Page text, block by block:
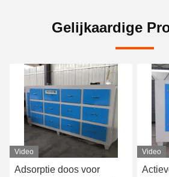
Gelijkaardige
Video
Adsorptie doos voor
Video